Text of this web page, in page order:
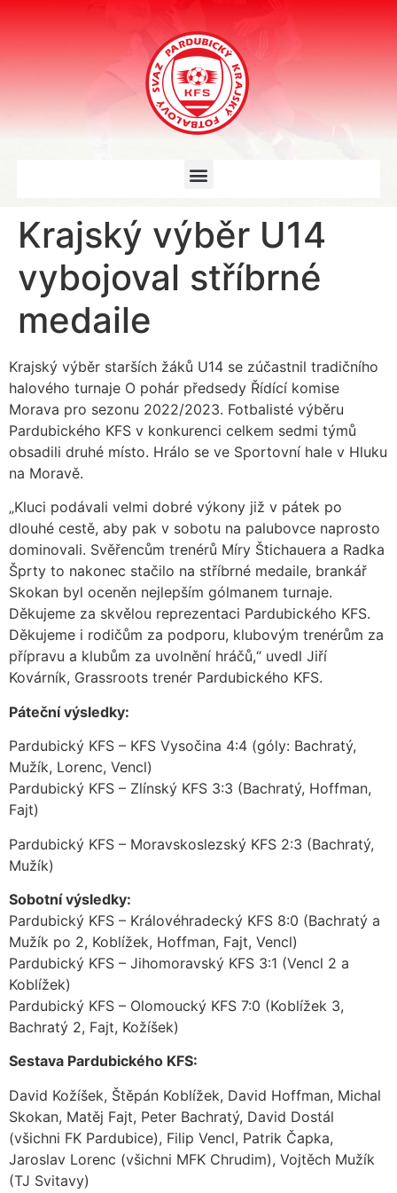
Krajský výběr U14
vybojoval stříbrné
medaile
Krajský výběr starších žáků U14 se zúčastnil tradičního
halového turnaje O pohár předsedy Řídící komise
Morava pro sezonu 2022/2023. Fotbalisté výběru
Pardubického KFS v konkurenci celkem sedmi týmů
obsadili druhé místo. Hrálo se ve Sportovní hale v Hluku
na Moravě.
„Kluci podávali velmi dobré výkony již v pátek po
dlouhé cestě, aby pak v sobotu na palubovce naprosto
dominovali. Svěřencům trenérů Míry Štichauera a Radka
Šprty to nakonec stačilo na stříbrné medaile, brankář
Skokan byl oceněn nejlepším gólmanem turnaje.
Děkujeme za skvělou reprezentaci Pardubického KFS.
Děkujeme i rodičům za podporu, klubovým trenérům za
přípravu a klubům za uvolnění hráčů,“ uvedl Jiří
Kovárník, Grassroots trenér Pardubického KFS.
Páteční výsledky:
Pardubický KFS – KFS Vysočina 4:4 (góly: Bachratý,
Mužík, Lorenc, Vencl)
Pardubický KFS – Zlínský KFS 3:3 (Bachratý, Hoffman,
Fajt)
Pardubický KFS – Moravskoslezský KFS 2:3 (Bachratý,
Mužík)
Sobotní výsledky:
Pardubický KFS – Královéhradecký KFS 8:0 (Bachratý a
Mužík po 2, Koblížek, Hoffman, Fajt, Vencl)
Pardubický KFS – Jihomoravský KFS 3:1 (Vencl 2 a
Koblížek)
Pardubický KFS – Olomoucký KFS 7:0 (Koblížek 3,
Bachratý 2, Fajt, Kožíšek)
Sestava Pardubického KFS:
David Kožíšek, Štěpán Koblížek, David Hoffman, Michal
Skokan, Matěj Fajt, Peter Bachratý, David Dostál
(všichni FK Pardubice), Filip Vencl, Patrik Čapka,
Jaroslav Lorenc (všichni MFK Chrudim), Vojtěch Mužík
(TJ Svitavy)